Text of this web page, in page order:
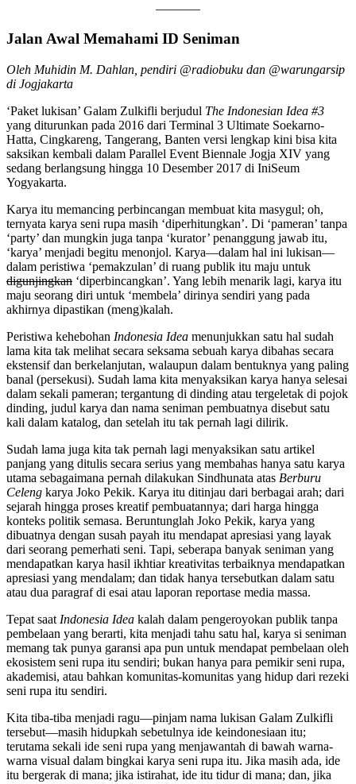
———–
Jalan Awal Memahami ID Seniman
Oleh Muhidin M. Dahlan, pendiri @radiobuku dan @warungarsip
di Jogjakarta
‘Paket lukisan’ Galam Zulkifli berjudul The Indonesian Idea #3
yang diturunkan pada 2016 dari Terminal 3 Ultimate Soekarno-
Hatta, Cingkareng, Tangerang, Banten versi lengkap kini bisa kita
saksikan kembali dalam Parallel Event Biennale Jogja XIV yang
sedang berlangsung hingga 10 Desember 2017 di IniSeum
Yogyakarta.
Karya itu memancing perbincangan membuat kita masygul; oh,
ternyata karya seni rupa masih ‘diperhitungkan’. Di ‘pameran’ tanpa
‘party’ dan mungkin juga tanpa ‘kurator’ penanggung jawab itu,
‘karya’ menjadi begitu menonjol. Karya—dalam hal ini lukisan—
dalam peristiwa ‘pemakzulan’ di ruang publik itu maju untuk
digunjingkan ‘diperbincangkan’. Yang lebih menarik lagi, karya itu
maju seorang diri untuk ‘membela’ dirinya sendiri yang pada
akhirnya dipastikan (meng)kalah.
Peristiwa kehebohan Indonesia Idea menunjukkan satu hal sudah
lama kita tak melihat secara seksama sebuah karya dibahas secara
ekstensif dan berkelanjutan, walaupun dalam bentuknya yang paling
banal (persekusi). Sudah lama kita menyaksikan karya hanya selesai
dalam sekali pameran; tergantung di dinding atau tergeletak di pojok
dinding, judul karya dan nama seniman pembuatnya disebut satu
kali dalam katalog, dan setelah itu tak pernah lagi dilirik.
Sudah lama juga kita tak pernah lagi menyaksikan satu artikel
panjang yang ditulis secara serius yang membahas hanya satu karya
utama sebagaimana pernah dilakukan Sindhunata atas Berburu
Celeng karya Joko Pekik. Karya itu ditinjau dari berbagai arah; dari
sejarah hingga proses kreatif pembuatannya; dari harga hingga
konteks politik semasa. Beruntunglah Joko Pekik, karya yang
dibuatnya dengan susah payah itu mendapat apresiasi yang layak
dari seorang pemerhati seni. Tapi, seberapa banyak seniman yang
mendapatkan karya hasil ikhtiar kreativitas terbaiknya mendapatkan
apresiasi yang mendalam; dan tidak hanya tersebutkan dalam satu
atau dua paragraf di esai atau laporan reportase media massa.
Tepat saat Indonesia Idea kalah dalam pengeroyokan publik tanpa
pembelaan yang berarti, kita menjadi tahu satu hal, karya si seniman
memang tak punya garansi apa pun untuk mendapat pembelaan oleh
ekosistem seni rupa itu sendiri; bukan hanya para pemikir seni rupa,
akademisi, atau bahkan komunitas-komunitas yang hidup dari rezeki
seni rupa itu sendiri.
Kita tiba-tiba menjadi ragu—pinjam nama lukisan Galam Zulkifli
tersebut—masih hidupkah sebetulnya ide keindonesiaan itu;
terutama sekali ide seni rupa yang menjawantah di bawah warna-
warna visual dalam bingkai karya seni rupa itu. Jika masih ada, ide
itu bergerak di mana; jika istirahat, ide itu tidur di mana; dan, jika